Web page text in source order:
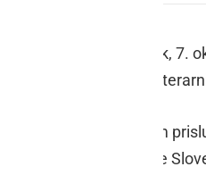
Ljutomer je v torek, 7.
je predstavila svoj
so z zanimanjem
sklada Republike